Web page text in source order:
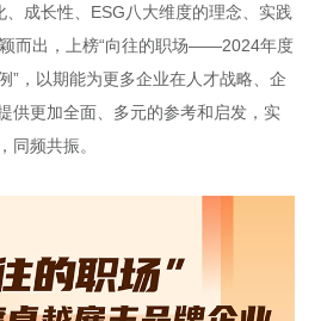
成长性、ESG八大维度的理念、实践
而出，上榜“向往的职场——2024年度
”，以期能为更多企业在人才战略、企
供更加全面、多元的参考和启发，实
同频共振。